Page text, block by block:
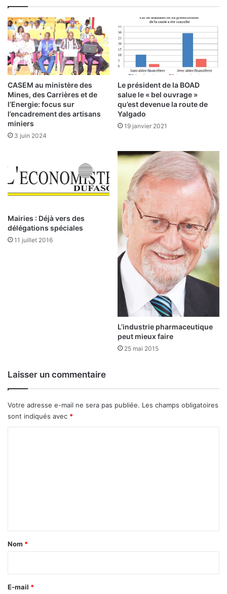
e
F
C
F
r
e
c
o
u
v
r
é
n
0
1
e
b
r
u
:
l
e
s
s
t
o
c
e
a
s
s
e
CASEM au ministère des
Mines, des Carrières et de
l’Energie: focus sur
l’encadrement des artisans
miniers
3 juin 2024
Le président de la BOAD
salue le « bel ouvrage »
qu’est devenue la route de
Yalgado
19 janvier 2021
Mairies : Déjà vers des
délégations spéciales
11 juillet 2016
L’industrie pharmaceutique
peut mieux faire
25 mai 2015
Laisser un commentaire
Votre adresse e-mail ne sera pas publiée. Les champs obligatoires
sont indiqués avec *
a
e
Nom *
E-mail *